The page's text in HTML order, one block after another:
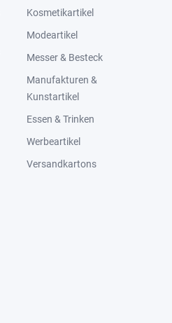
Kosmetikartikel
Modeartikel
Messer & Besteck
Manufakturen &
Kunstartikel
Essen & Trinken
Werbeartikel
Versandkartons